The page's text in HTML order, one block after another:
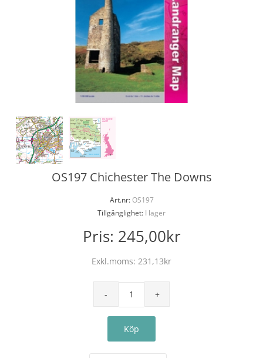
OS197 Chichester The Downs
Art.nr:OS197
Tillgänglighet: I lager
Pris: 245,00kr
Exkl.moms: 231,13kr